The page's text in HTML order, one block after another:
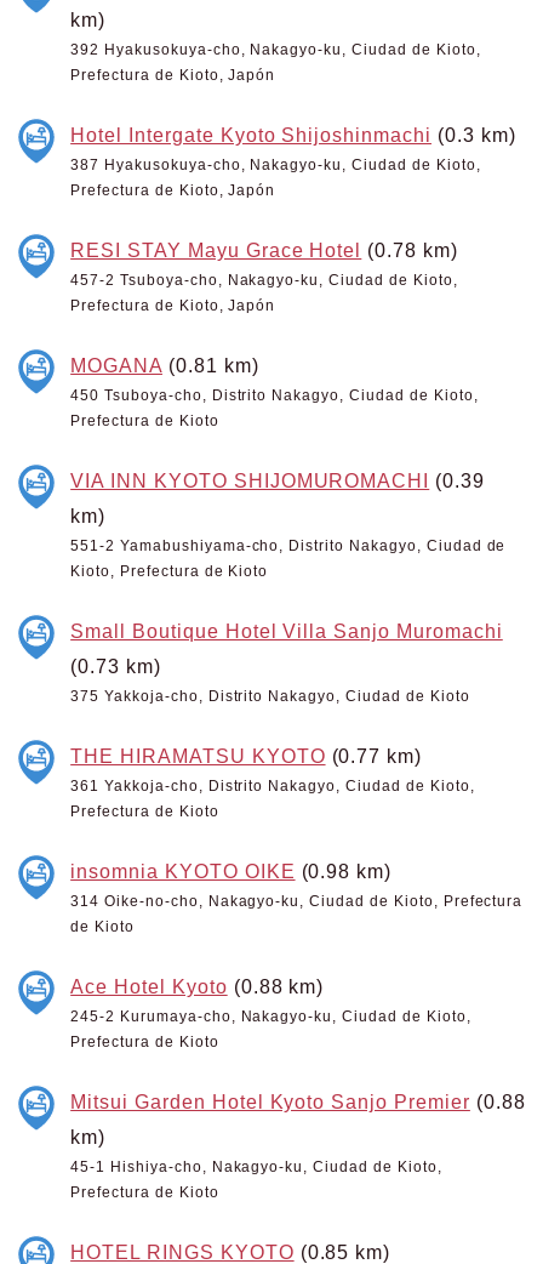
km)
392 Hyakusokuya-cho, Nakagyo-ku, Ciudad de Kioto,
Prefectura de Kioto, Japón
Hotel Intergate Kyoto Shijoshinmachi (0.3 km)
387 Hyakusokuya-cho, Nakagyo-ku, Ciudad de Kioto,
Prefectura de Kioto, Japón
RESI STAY Mayu Grace Hotel (0.78 km)
457-2 Tsuboya-cho, Nakagyo-ku, Ciudad de Kioto,
Prefectura de Kioto, Japón
MOGANA (0.81 km)
450 Tsuboya-cho, Distrito Nakagyo, Ciudad de Kioto,
Prefectura de Kioto
VIA INN KYOTO SHIJOMUROMACHI (0.39
km)
551-2 Yamabushiyama-cho, Distrito Nakagyo, Ciudad de
Kioto, Prefectura de Kioto
Small Boutique Hotel Villa Sanjo Muromachi
(0.73 km)
375 Yakkoja-cho, Distrito Nakagyo, Ciudad de Kioto
THE HIRAMATSU KYOTO (0.77 km)
361 Yakkoja-cho, Distrito Nakagyo, Ciudad de Kioto,
Prefectura de Kioto
insomnia KYOTO OIKE (0.98 km)
314 Oike-no-cho, Nakagyo-ku, Ciudad de Kioto, Prefectura
de Kioto
Ace Hotel Kyoto (0.88 km)
245-2 Kurumaya-cho, Nakagyo-ku, Ciudad de Kioto,
Prefectura de Kioto
Mitsui Garden Hotel Kyoto Sanjo Premier (0.88
km)
45-1 Hishiya-cho, Nakagyo-ku, Ciudad de Kioto,
Prefectura de Kioto
HOTEL RINGS KYOTO (0.85 km)